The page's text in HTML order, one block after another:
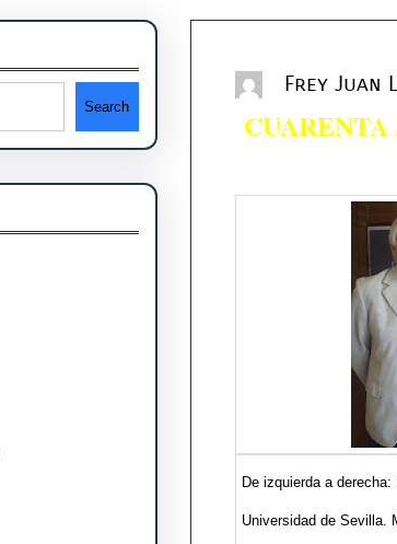
Search
Frey Juan
De izquierda a
Universidad de Sevilla.